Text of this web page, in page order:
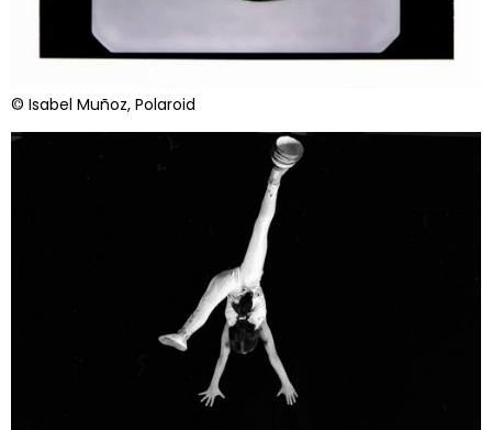
© Isabel Muñoz, Polaroid